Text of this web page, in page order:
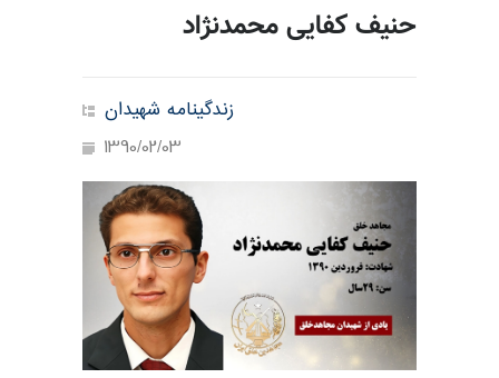
حنیف کفایی محمدنژاد
زندگینامه شهیدان
1390/02/03